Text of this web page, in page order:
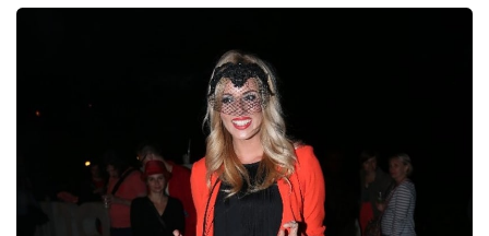
Virály
Sex a vztahy
Videa